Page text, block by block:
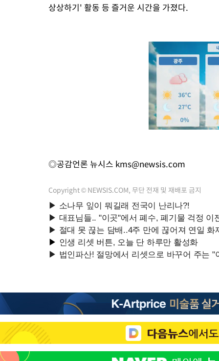
상상하기' 활동 등 즐거운 시간을 가졌다.
◎공감언론 뉴시스 kms@newsis.com
Copyright © NEWSIS.COM, 무단 전재 및 재배포 금지